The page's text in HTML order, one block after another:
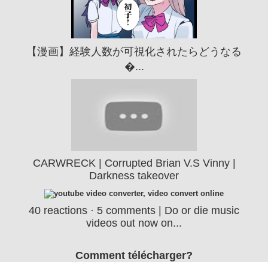
【漫画】経験人数が可視化されたらどうなる
�...
CARWRECK | Corrupted Brian V.S Vinny |
Darkness takeover
40 reactions · 5 comments | Do or die music
videos out now on...
Comment télécharger?